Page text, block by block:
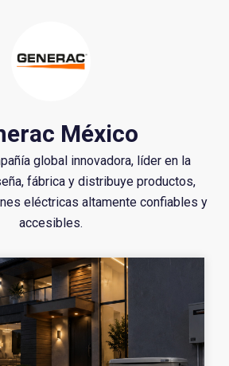
México
global innovadora, líder en la
fábrica y distribuye productos,
eléctricas altamente confiables y
accesibles.